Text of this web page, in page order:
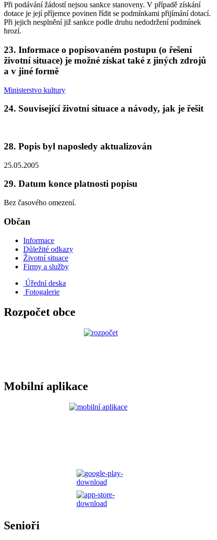
Při podávání žádostí nejsou sankce stanoveny. V případě získání
dotace je její příjemce povinen řídit se podmínkami přijímání dotací.
Při jejich nesplnění již sankce podle druhu nedodržení podmínek
hrozí.
23. Informace o popisovaném postupu (o řešení
životní situace) je možné získat také z jiných zdrojů
a v jiné formě
Ministerstvo kultury
24. Související životní situace a návody, jak je řešit
28. Popis byl naposledy aktualizován
25.05.2005
29. Datum konce platnosti popisu
Bez časového omezení.
Občan
Informace
Důležité odkazy
Životní situace
Firmy a služby
Úřední deska
Fotogalerie
Rozpočet obce
Mobilní aplikace
Senioři